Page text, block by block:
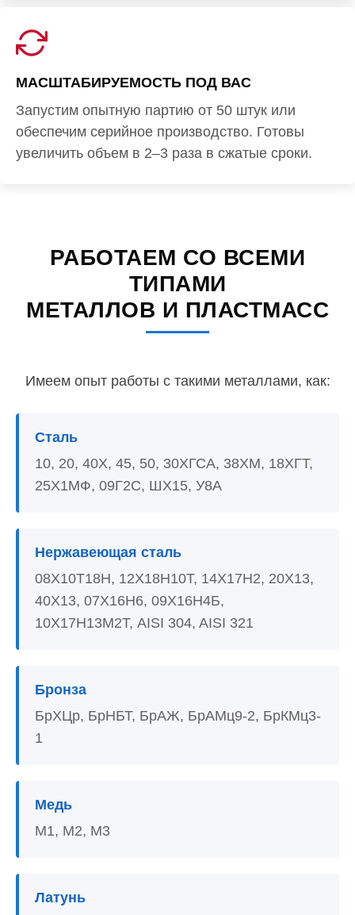
МАСШТАБИРУЕМОСТЬ ПОД ВАС
Запустим опытную партию от 50 штук или
обеспечим серийное производство. Готовы
увеличить объем в 2–3 раза в сжатые сроки.
РАБОТАЕМ СО ВСЕМИ
ТИПАМИ
МЕТАЛЛОВ И ПЛАСТМАСС
Имеем опыт работы с такими металлами, как:
Сталь
10, 20, 40Х, 45, 50, 30ХГСА, 38ХМ, 18ХГТ,
25Х1МФ, 09Г2С, ШХ15, У8А
Нержавеющая сталь
08Х10Т18Н, 12Х18Н10Т, 14Х17Н2, 20Х13,
40Х13, 07Х16Н6, 09Х16Н4Б,
10Х17Н13М2Т, AISI 304, AISI 321
Бронза
БрХЦр, БрНБТ, БрАЖ, БрАМц9-2, БрКМц3-
1
Медь
М1, М2, М3
Латунь